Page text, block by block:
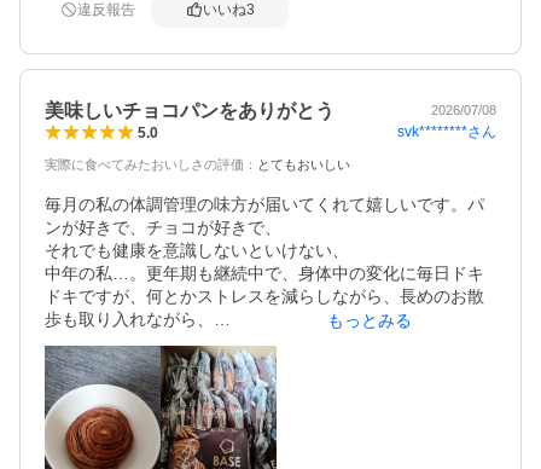
一日の摂取カロリーを把握して向き合ってマイペースでダ
運動も大事ですが自分を知ってベースフードなどを取り入
主人は健康診断までに4.8Kg減量できました
人それぞれなので合う合わないはあると思います
主人が体型をキープしたいそうなので追加注文をしました
違反報告 いいね3
美味しいチョコパンをありがとう 2026/07/08
5.0 svk********さん
実際に食べてみたおいしさの評価 ： とてもおいしい
毎月の私の体調管理の味方が届いてくれて嬉しいです。パ
ンが好きで、チョコが好きで、
それでも健康を意識しないといけない、
中年の私…。更年期も継続中で、身体中の変化に毎日ドキ
ドキですが、何とかストレスを減らしながら、長めのお散
歩も取り入れながら、
結果よりも継続を重視しないと、
心が折れるくらいしんどい(笑)。
そんな私の味方が、このチョコパンです。
今月は、お中元の季節だったからか、
有難いお値段で買うことが出来ました。
これからも継続は確実なので、
もっとみる